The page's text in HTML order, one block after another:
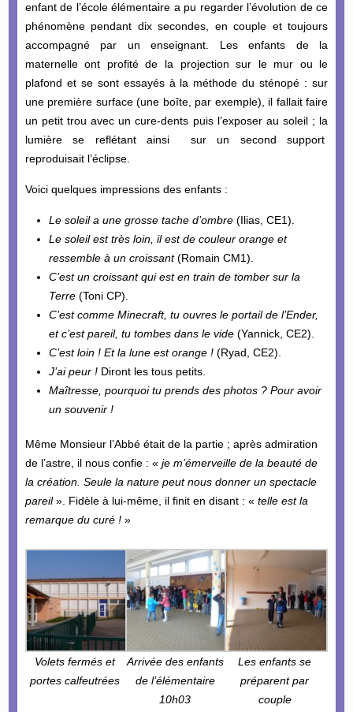
enfant de l’école élémentaire a pu regarder l’évolution de ce
phénomène pendant dix secondes, en couple et toujours
accompagné par un enseignant. Les enfants de la
maternelle ont profité de la projection sur le mur ou le
plafond et se sont essayés à la méthode du sténopé : sur
une première surface (une boîte, par exemple), il fallait faire
un petit trou avec un cure-dents puis l’exposer au soleil ; la
lumière se reflétant ainsi sur un second support
reproduisait l’éclipse.
Voici quelques impressions des enfants :
Le soleil a une grosse tache d’ombre(Ilias, CE1).
Le soleil est très loin, il est de couleur orange et
ressemble à un croissant(Romain CM1).
C’est un croissant qui est en train de tomber sur la
Terre(Toni CP).
C’est comme Minecraft, tu ouvres le portail de l’Ender,
et c’est pareil, tu tombes dans le vide(Yannick, CE2).
C’est loin ! Et la lune est orange !(Ryad, CE2).
J’ai peur !Diront les tous petits.
Maîtresse, pourquoi tu prends des photos ? Pour avoir
un souvenir !
Même Monsieur l’Abbé était de la partie ; après admiration
de l’astre, il nous confie : « je m’émerveille de la beauté de
la création. Seule la nature peut nous donner un spectacle
pareil». Fidèle à lui-même, il finit en disant : « telle est la
remarque du curé ! »
Volets fermés et
portes calfeutrées
Arrivée des enfants
de l’élémentaire
10h03
Les enfants se
préparent par
couple